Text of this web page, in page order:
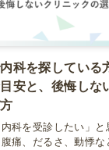
科を探している
安と、後悔しな
科を受診したい」と
痛、だるさ、動悸な